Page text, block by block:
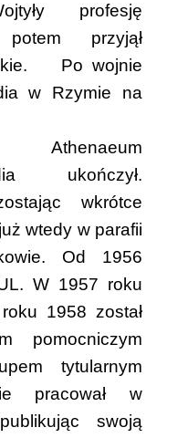
profesję
przyjął
Po wojnie
w Rzymie na
Athenaeum
ukończył.
wkrótce
wtedy w parafii
Od 1956
W 1957 roku
roku 1958 został
pomocniczym
tytularnym
pracował w
swoją